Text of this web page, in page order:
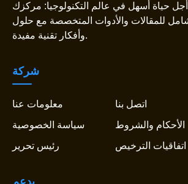
حياة أسهل في عالم التكنولوجيا: مركزك
للمقالات والأدوات المتخصصة مع حلول
وأفكار تقنية مفيدة.
شركة
معلومات عنا
اتصل بنا
سياسة الخصوصية
الأحكام والشروط
رئيس تحرير
اتفاقيات الترخيص